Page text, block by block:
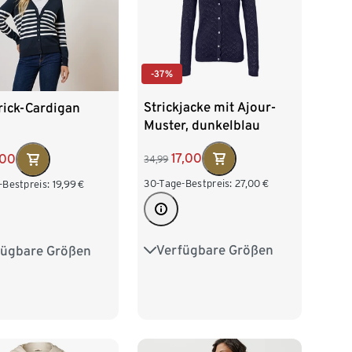
Cardigan
Bestpreis: 19,99€
Größen
M 40/42
-37%
Strickjacke mit Ajour-
Muster, dunkelblau
34,99 17,00
30-Tage-Bestpreis: 27,00 €
Verfügbare Größen
S 36/38 M 40/42